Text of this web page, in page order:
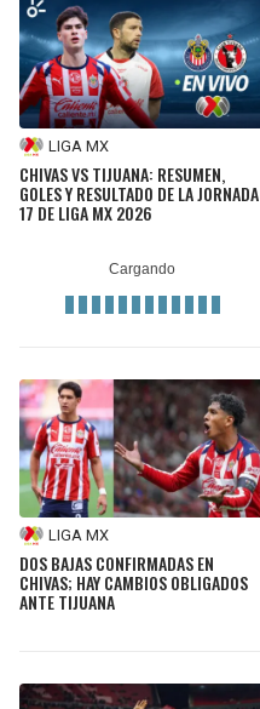
LIGA MX
CHIVAS VS TIJUANA: RESUMEN,
GOLES Y RESULTADO DE LA JORNADA
17 DE LIGA MX 2026
LIGA MX
DOS BAJAS CONFIRMADAS EN
CHIVAS; HAY CAMBIOS OBLIGADOS
ANTE TIJUANA